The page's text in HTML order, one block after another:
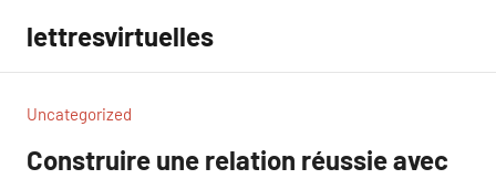
contenu
lettresvirtuelles
Uncategorized
Construire une relation réussie avec